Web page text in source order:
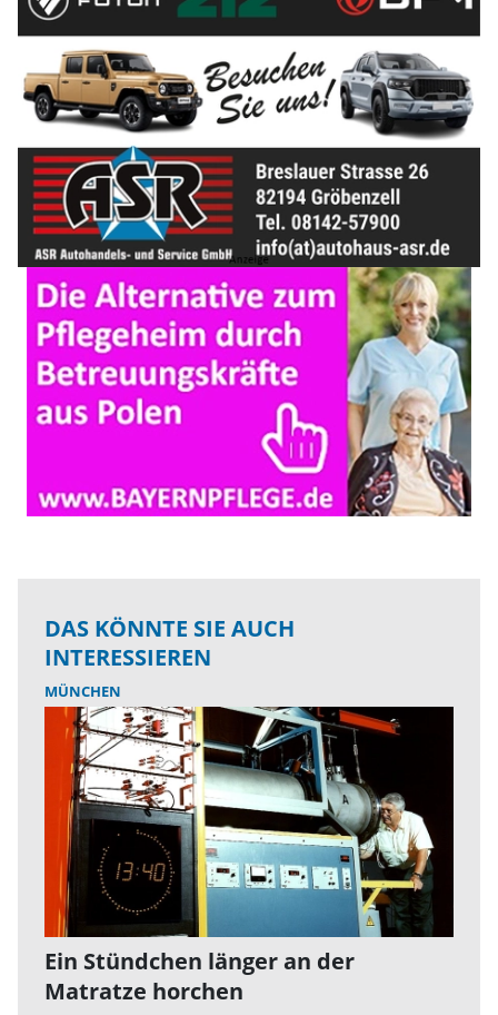
DAS KÖNNTE SIE AUCH
INTERESSIEREN
MÜNCHEN
Ein Stündchen länger an der
Matratze horchen